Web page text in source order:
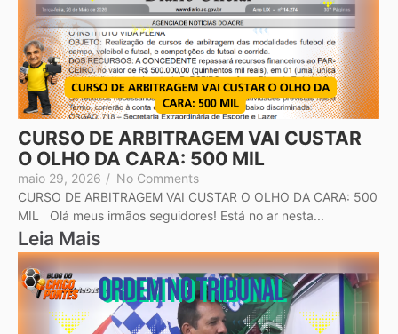
CURSO DE ARBITRAGEM VAI CUSTAR
O OLHO DA CARA: 500 MIL
maio 29, 2026 / No Comments
CURSO DE ARBITRAGEM VAI CUSTAR O OLHO DA CARA: 500
MIL Olá meus irmãos seguidores! Está no ar nesta...
Leia Mais